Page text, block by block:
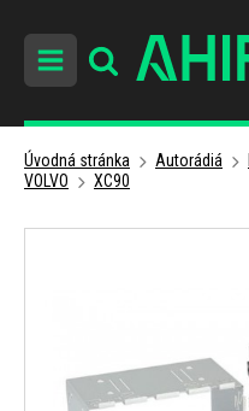
Úvodná stránka Autorádiá
VOLVO
XC90